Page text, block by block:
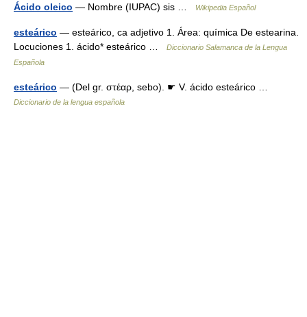
Ácido oleico — Nombre (IUPAC) sis … Wikipedia Español
esteárico — esteárico, ca adjetivo 1. Área: química De estearina.
Locuciones 1. ácido* esteárico …
Diccionario Salamanca de la Lengua
Española
esteárico — (Del gr. στέαρ, sebo). ☛ V. ácido esteárico …
Diccionario de la lengua española